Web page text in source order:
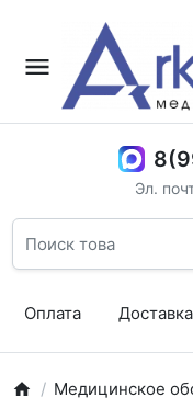
Эл.
Оплата Доставка
Медицинское